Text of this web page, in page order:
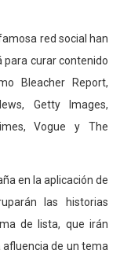
red social han
curar contenido
Bleacher Report,
Getty Images,
Vogue y The
en la aplicación de
las historias
de lista, que irán
afluencia de un tema